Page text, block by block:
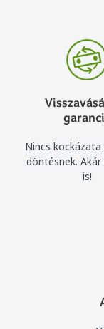
Nincs kockázata
döntésnek. Akár
is!